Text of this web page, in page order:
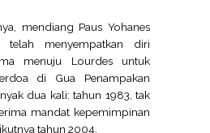
mendiang Paus Yohanes
telah menyempatkan diri
menuju Lourdes untuk
di Gua Penampakan
dua kali: tahun 1983, tak
mandat kepemimpinan
tahun 2004.